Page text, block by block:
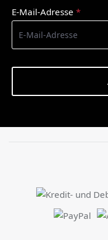
E-Mail-Adresse *